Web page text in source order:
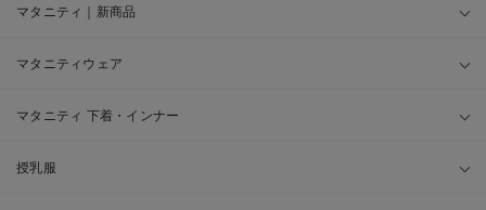
マタニティ｜新商品
マタニティウェア
マタニティ 下着・インナー
授乳服